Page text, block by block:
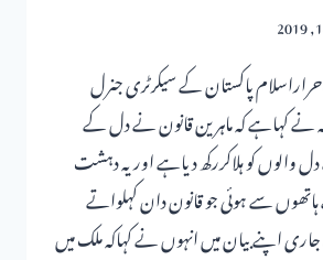
پاکستان کے سیکرٹری جنرل
نے کہاہے کہ ماہرین قانون نے دل کے
والوں کو ہلاکررکھ دیاہے اوریہ دہشت
سے ہوئی جو قانون دان کہلواتے
اپنے بیان میں انہوں نے کہاکہ ملک میں